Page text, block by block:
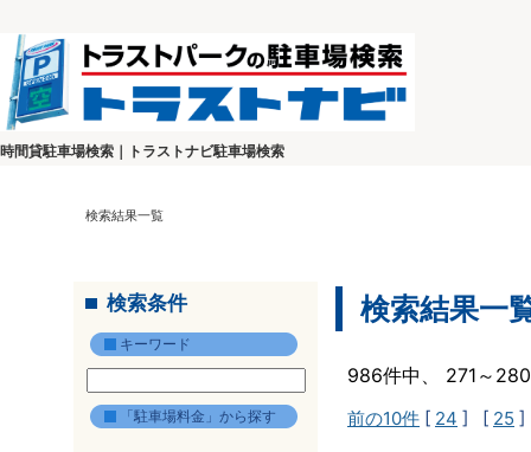
時間貸駐車場検索｜トラストナビ駐車場検索
検索結果一覧
検索条件
キーワード
「駐車場料金」から探す
検索結果一
986件中、 271～
前の10件 [ 24 ] [ 25